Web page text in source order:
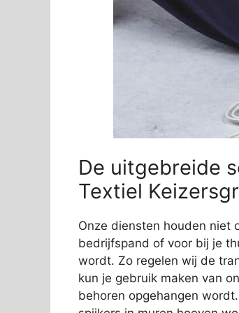
De uitgebreide
Textiel
Onze diensten houden niet
bedrijfspand of voor bij je
wordt. Zo regelen wij de
kun je gebruik maken van
behoren opgehangen